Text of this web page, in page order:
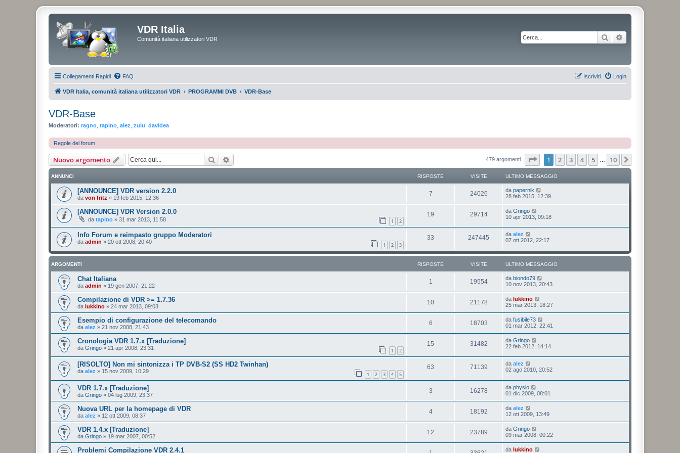
VDR Italia
Comunità italiana utilizzatori VDR Cerca
Collegamenti Rapidi FAQ Login
Iscriviti
VDR Italia, comunità italiana utilizzatori VDR PROGRAMMI DVB VDR-Base
VDR-Base
Moderatori: ragno tapino alez zulu davidea
Regole del forum
Nuovo argomento Cerca 479 argomenti Pagina1 di
1 2 3 4 5 10
ANNUNCI RISPOSTE VISITE ULTIMO MESSAGGIO
[ANNOUNCE] VDR version 2.2.0
da von fritz » 19 feb 2015, 12:36
7 24026 da papernik
28 feb 2015, 12:39
[ANNOUNCE] VDR Version 2.0.0
da tapino » 31 mar 2013, 11:58 1 2
19 29714 da Gringo
10 apr 2013, 09:18
Info Forum e reimpasto gruppo Moderatori
da admin » 20 ott 2008, 20:40 1 2 3
33 247445 da alez
07 ott 2012, 22:17
ARGOMENTI RISPOSTE VISITE ULTIMO MESSAGGIO
Chat Italiana
da admin » 19 gen 2007, 21:22
1 19554 da biondo79
10 nov 2013, 20:43
Compilazione di VDR >= 1.7.36
da lukkino » 24 mar 2013, 09:03
10 21178 da lukkino
25 mar 2013, 18:27
Esempio di configurazione del telecomando
da alez » 21 nov 2008, 21:43
6 18703 da fusibile73
01 mar 2012, 22:41
Cronologia VDR 1.7.x [Traduzione]
da Gringo » 21 apr 2008, 23:31 1 2
15 31482 da Gringo
22 feb 2012, 14:14
[RISOLTO] Non mi sintonizza i TP DVB-S2 (SS HD2 Twinhan)
da alez » 15 nov 2009, 10:29 1 2 3 4 5
63 71139 da alez
02 ago 2010, 20:52
VDR 1.7.x [Traduzione]
da Gringo » 04 lug 2009, 23:37
3 16278 da physio
01 dic 2009, 08:01
Nuova URL per la homepage di VDR
da alez » 12 ott 2009, 08:37
4 18192 da alez
12 ott 2009, 13:49
VDR 1.4.x [Traduzione]
da Gringo » 19 mar 2007, 00:52
12 23789 da Gringo
09 mar 2008, 00:22
Problemi Compilazione VDR 2.4.1 da lukkino